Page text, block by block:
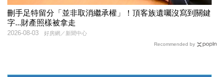
刪手足特留分「並非取消繼承權」！頂客族遺囑沒寫到關鍵
字...財產照樣被拿走
好房網／新聞中心
2026-08-03
Recommended by